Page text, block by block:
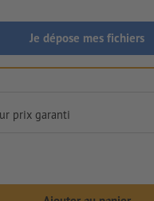
Je dépose mes fichiers
prix garanti